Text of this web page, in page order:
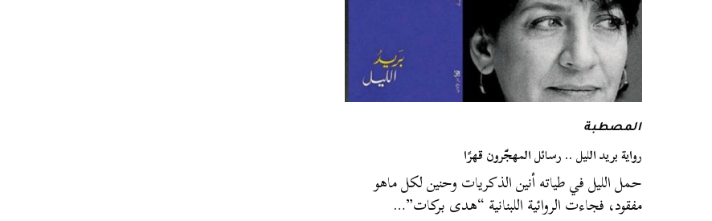
المصطبة
رواية بريد الليل .. رسائل المهجّرون قهرًا
حمل الليل في طياته أنين الذكريات وحنين لكل ماهو
مفقود، فجاءت الروائية اللبنانية “هدى بركات”…